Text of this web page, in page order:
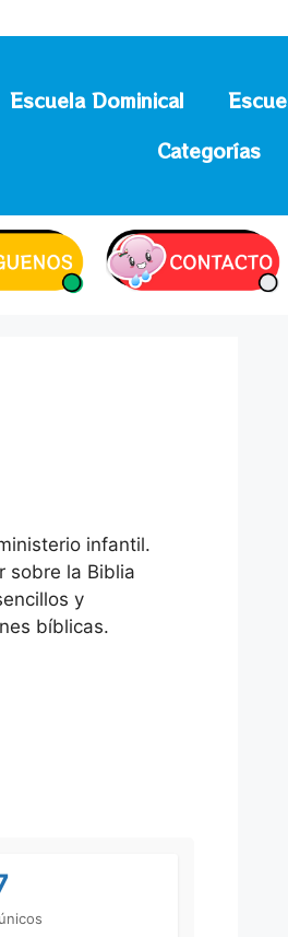
Escuela Dominical
Categorías
infantil.
sobre la Biblia
y
bíblicas.